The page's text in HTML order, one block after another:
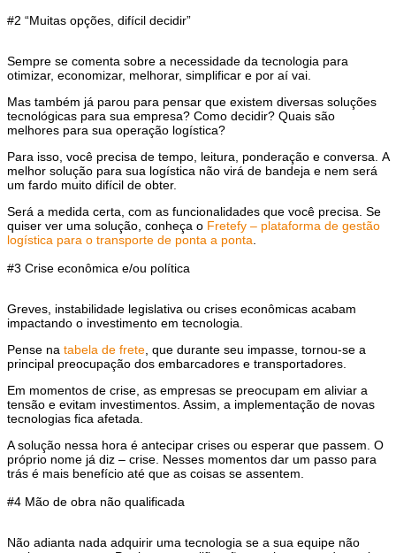
#2 “Muitas opções, difícil decidir”
Sempre se comenta sobre a necessidade da tecnologia para
otimizar, economizar, melhorar, simplificar e por aí vai.
Mas também já parou para pensar que existem diversas soluções
tecnológicas para sua empresa? Como decidir? Quais são
melhores para sua operação logística?
Para isso, você precisa de tempo, leitura, ponderação e conversa. A
melhor solução para sua logística não virá de bandeja e nem será
um fardo muito difícil de obter.
Será a medida certa, com as funcionalidades que você precisa. Se
quiser ver uma solução, conheça o Fretefy – plataforma de gestão
logística para o transporte de ponta a ponta
#3 Crise econômica e/ou política
Greves, instabilidade legislativa ou crises econômicas acabam
impactando o investimento em tecnologia.
Pense na tabela de frete , que durante seu impasse, tornou-se a
principal preocupação dos embarcadores e transportadores.
Em momentos de crise, as empresas se preocupam em aliviar a
tensão e evitam investimentos . Assim, a implementação de novas
tecnologias fica afetada.
A solução nessa hora é antecipar crises ou esperar que passem . O
próprio nome já diz – crise. Nesses momentos dar um passo para
trás é mais benefício até que as coisas se assentem.
#4 Mão de obra não qualificada
Não adianta nada adquirir uma tecnologia se a sua equipe não